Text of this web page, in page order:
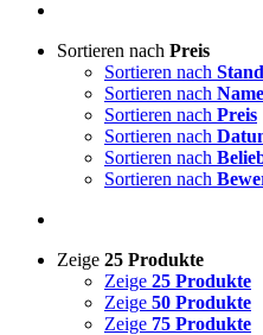
Sortieren nach Preis
Sortieren nach
Sortieren nach Name
Sortieren nach Preis
Sortieren nach
Sortieren nach
Sortieren nach
Zeige 25 Produkte
Zeige 25 Produkte
Zeige 50 Produkte
Zeige 75 Produkte